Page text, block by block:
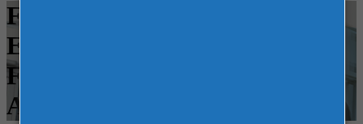
Feiras - Centro de Feiras e
Eventos Festa da Uva - RS -
Feira Nacional - Meio
Ambiente